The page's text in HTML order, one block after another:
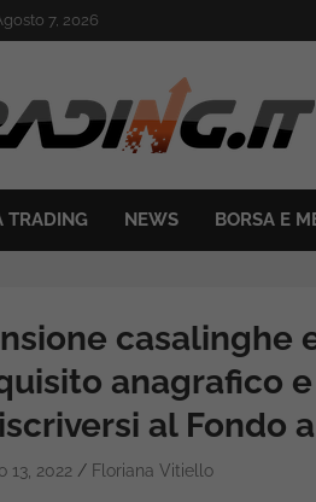
7, 2026
TRADING NEWS BORSA E
casalinghe
anagrafico
al Fondo
13, 2022 Floriana Vitiello